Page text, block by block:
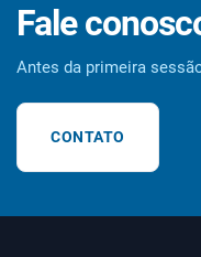
Fale
Antes da primeira
CONTATO